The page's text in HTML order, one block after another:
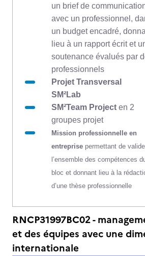
un brief de
avec un professionnel,
un budget encadré,
lieu à un rapport écrit et
soutenance évalués par
professionnels
Projet Transversal
SM²Lab
SM²Team Project en 2
groupes projet
Mission professionnelle en
entreprise permettant de
l’ensemble des compétences
bloc et donnant lieu à la
d’une thèse professionnelle
RNCP31997BC02 -
et des équipes avec une
internationale